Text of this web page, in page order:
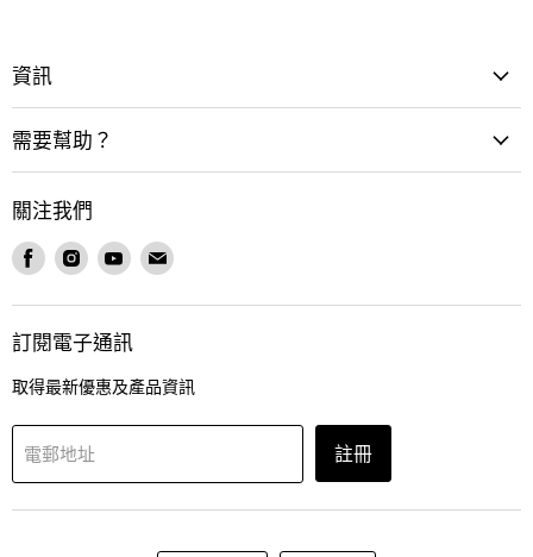
資訊
需要幫助？
關注我們
在
Facebook
找
到
我
們
在
Instagram
找
到
我
們
在
Youtube
找
到
我
們
在
郵
我
訂閱電子通訊
取得最新優惠及產品資訊
電郵地址 註冊